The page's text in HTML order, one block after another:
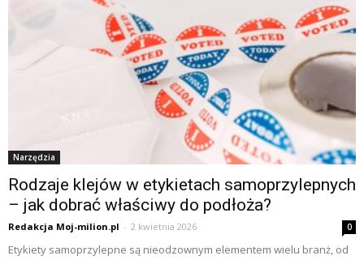
Narzędzia
Rodzaje klejów w etykietach samoprzylepnych
– jak dobrać właściwy do podłoża?
Redakcja Moj-milion.pl - 2 kwietnia 2026 0
Etykiety samoprzylepne są nieodzownym elementem wielu branż, od